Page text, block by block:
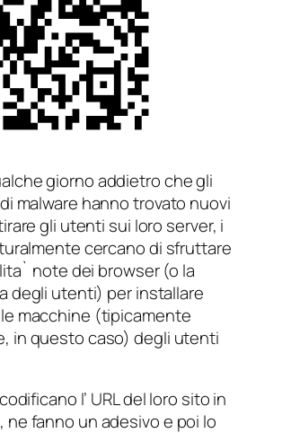
giorno addietro che gli
malware hanno trovato nuovi
gli utenti sui loro server, i
cercano di sfruttare
note dei browser (o la
degli utenti) per installare
macchine (tipicamente
in questo caso) degli utenti
l’ URL del loro sito in
ne fanno un adesivo e poi lo